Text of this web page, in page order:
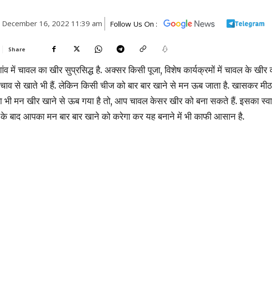
December 16, 2022 11:39 am Follow Us On :
Share
में चावल का खीर सुप्रसिद्ध है. अक्सर किसी पूजा, विशेष कार्यक्रमों में चावल के खीर
से खाते भी हैं. लेकिन किसी चीज को बार बार खाने से मन ऊब जाता है. खासकर
भी मन खीर खाने से ऊब गया है तो, आप चावल केसर खीर को बना सकते हैं. इसका
बाद आपका मन बार बार खाने को करेगा कर यह बनाने में भी काफी आसान है.